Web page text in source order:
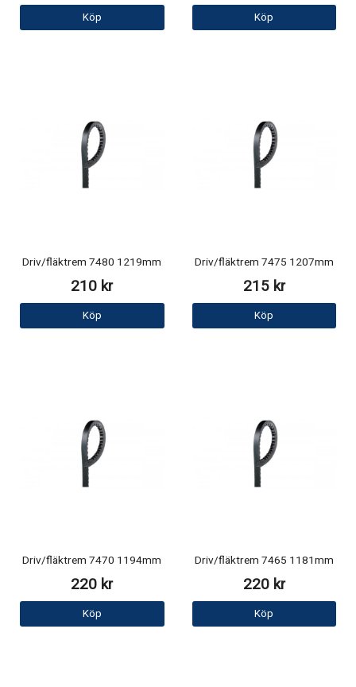
Köp Köp
Driv/fläktrem 7480 1219mm
210 kr
Köp
Driv/fläktrem 7475 1207mm
215 kr
Köp
Driv/fläktrem 7470 1194mm
220 kr
Köp
Driv/fläktrem 7465 1181mm
220 kr
Köp